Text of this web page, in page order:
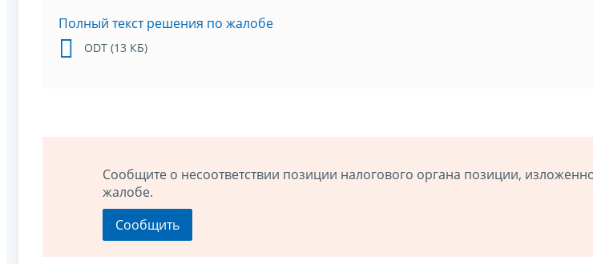
Полный текст решения по жалобе
ODT (13 КБ)
Сообщите о несоответствии позиции налогового органа позиции,
жалобе.